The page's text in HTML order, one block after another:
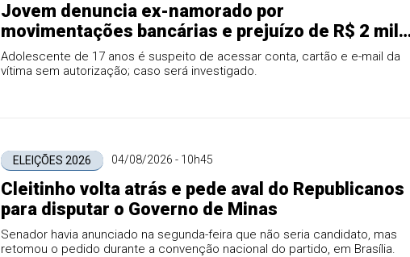
Jovem denuncia ex-namorado por
movimentações bancárias e prejuízo de R$ 2 mil
em Corinto
Adolescente de 17 anos é suspeito de acessar conta, cartão e e-mail da
vítima sem autorização; caso será investigado.
ELEIÇÕES 2026 04/08/2026 - 10h45
Cleitinho volta atrás e pede aval do Republicanos
para disputar o Governo de Minas
Senador havia anunciado na segunda-feira que não seria candidato, mas
retomou o pedido durante a convenção nacional do partido, em Brasília.